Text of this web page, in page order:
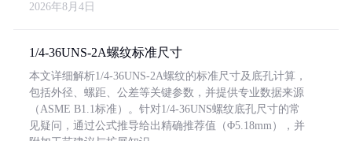
2026年8月4日
1/4-36UNS-2A螺纹标准尺寸
本文详细解析1/4-36UNS-2A螺纹的标准尺寸及底孔计算，
包括外径、螺距、公差等关键参数，并提供专业数据来源
（ASME B1.1标准）。针对1/4-36UNS螺纹底孔尺寸的常
见疑问，通过公式推导给出精确推荐值（Φ5.18mm），并